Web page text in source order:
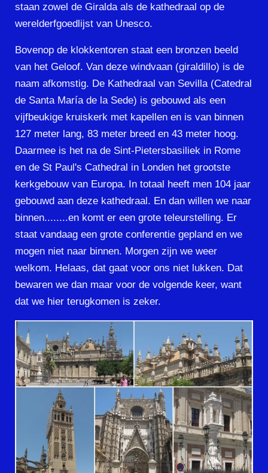
staan zowel de Giralda als de kathedraal op de
werelderfgoedlijst van Unesco.
Bovenop de klokkentoren staat een bronzen beeld
van het Geloof. Van deze windvaan (giraldillo) is de
naam afkomstig. De Kathedraal van Sevilla (Catedral
de Santa María de la Sede) is gebouwd als een
vijfbeukige kruiskerk met kapellen en is van binnen
127 meter lang, 83 meter breed en 43 meter hoog.
Daarmee is het na de Sint-Pietersbasiliek in Rome
en de St Paul's Cathedral in Londen het grootste
kerkgebouw van Europa. In totaal heeft men 104 jaar
gebouwd aan deze kathedraal. En dan willen we naar
binnen........en komt er een grote teleurstelling. Er
staat vandaag een grote conferentie gepland en we
mogen niet naar binnen. Morgen zijn we weer
welkom. Helaas, dat gaat voor ons niet lukken. Dat
bewaren we dan maar voor de volgende keer, want
dat we hier terugkomen is zeker.